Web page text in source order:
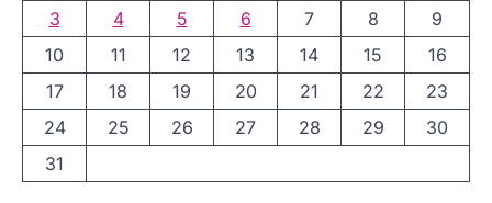
3
4 5 6 7 8
9
10
11 12 13 14 15
16
17
18 19 20 21 22
23
24
25 26 27 28 29
30
31